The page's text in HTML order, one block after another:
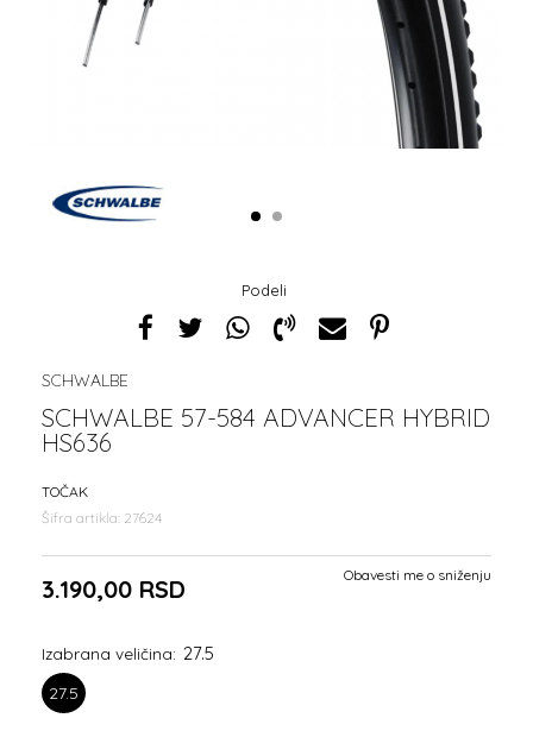
1 2
Podeli
SCHWALBE
SCHWALBE 57-584 ADVANCER HYBRID
HS636
TOČAK
Šifra artikla: 27624
3.190,00 RSD Obavesti me o sniženju
Izabrana veličina: 27.5
27.5